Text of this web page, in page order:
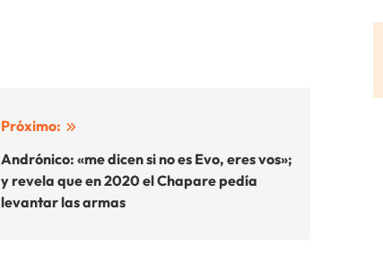
Próximo:
Andrónico: «me dicen si no es Evo, eres vos»;
y revela que en 2020 el Chapare pedía
levantar las armas